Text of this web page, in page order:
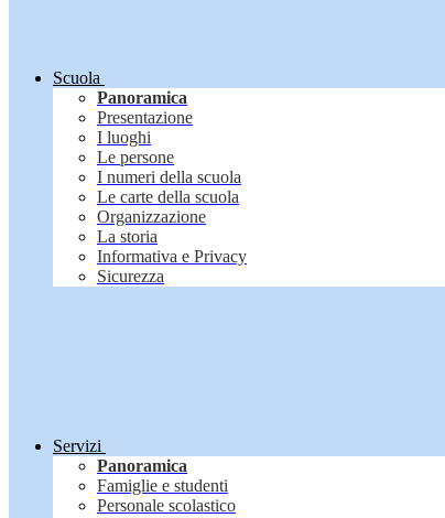
Scuola
Panoramica
Presentazione
I luoghi
Le persone
I numeri della scuola
Le carte della scuola
Organizzazione
La storia
Informativa e Privacy
Sicurezza
Servizi
Panoramica
Famiglie e studenti
Personale scolastico